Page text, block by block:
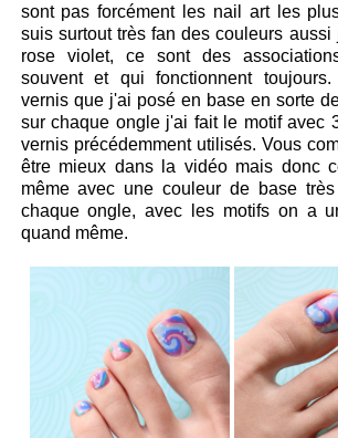
sont pas forcément les nail art les
suis surtout très fan des couleurs aussi
rose violet, ce sont des
souvent et qui fonctionnent
vernis que j'ai posé en base en sorte
sur chaque ongle j'ai fait le motif avec
vernis précédemment utilisés. Vous
être mieux dans la vidéo mais donc
même avec une couleur de base
chaque ongle, avec les motifs on a
quand même.